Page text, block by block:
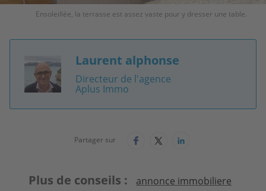
Ensoleillée, la terrasse est assez vaste pour y dresser une table.
Image Laurent alphonse
Directeur de l'agence
Aplus Immo
Partager sur
Plus de conseils annonce immobiliere